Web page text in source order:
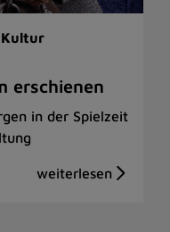
Kultur
erschienen
in der Spielzeit